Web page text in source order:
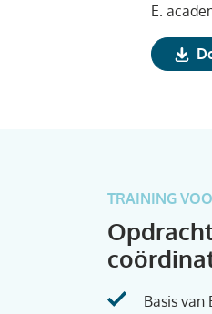
E.
TRAINING
Basis van